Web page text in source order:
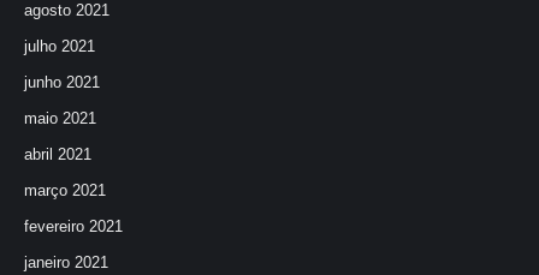
agosto 2021
julho 2021
junho 2021
maio 2021
abril 2021
março 2021
fevereiro 2021
janeiro 2021